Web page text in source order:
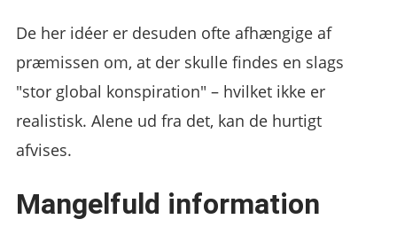
De her idéer er desuden ofte afhængige af
præmissen om, at der skulle findes en slags
"stor global konspiration" – hvilket ikke er
realistisk. Alene ud fra det, kan de hurtigt
afvises.
Mangelfuld information